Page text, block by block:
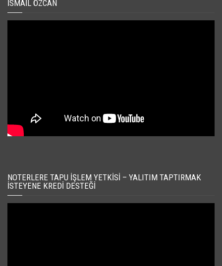
İSMAIL ÖZCAN
NOTERLERE TAPU İŞLEM YETKISI – YALITIM TAPTIRMAK
İSTEYENE KREDI DESTEĞI